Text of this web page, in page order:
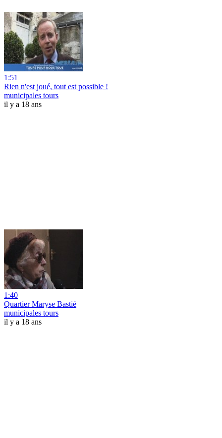
1:51
Rien n'est joué, tout est possible !
municipales tours
il y a 18 ans
1:40
Quartier Maryse Bastié
municipales tours
il y a 18 ans